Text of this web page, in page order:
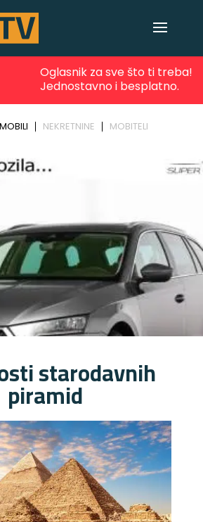
starodavnih
piramid